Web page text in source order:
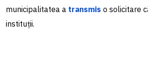
municipalitatea a transmis o solicitare
instituții.